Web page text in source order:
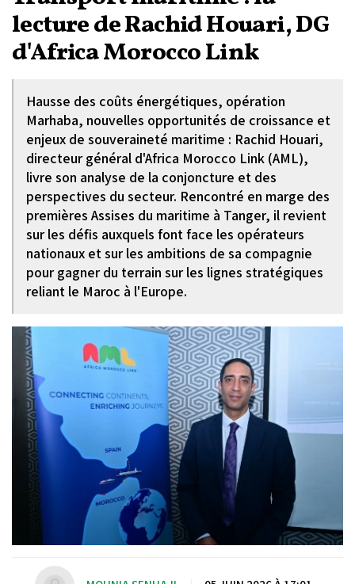
lecture de Rachid Houari, DG
d'Africa Morocco Link
Hausse des coûts énergétiques, opération
Marhaba, nouvelles opportunités de croissance et
enjeux de souveraineté maritime : Rachid Houari,
directeur général d'Africa Morocco Link (AML),
livre son analyse de la conjoncture et des
perspectives du secteur. Rencontré en marge des
premières Assises du maritime à Tanger, il revient
sur les défis auxquels font face les opérateurs
nationaux et sur les ambitions de sa compagnie
pour gagner du terrain sur les lignes stratégiques
reliant le Maroc à l'Europe.